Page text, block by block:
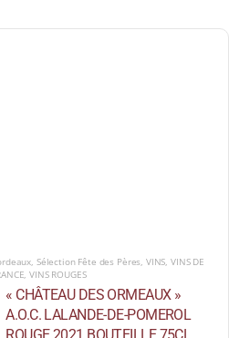
, Sélection Fête des Pères, VINS,VINS DE
,VINS ROUGES
« CHÂTEAU DES ORMEAUX »
A.O.C. LALANDE-DE-POMEROL